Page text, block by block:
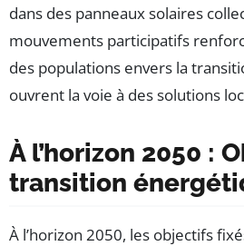
dans des panneaux solaires
mouvements participatifs
des populations envers la
ouvrent la voie à des solutions
À l’horizon 2050 :
transition
À l’horizon 2050, les objectifs